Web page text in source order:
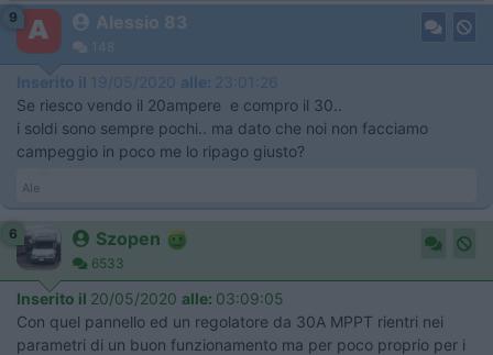
9 Alessio 83
148
Inserito il 19/05/2020 alle: 23:01:26
Se riesco vendo il 20ampere e compro il 30..
i soldi sono sempre pochi.. ma dato che noi non facciamo
campeggio in poco me lo ripago giusto?
Ale
6 Szopen
6533
Inserito il 20/05/2020 alle: 03:09:05
Con quel pannello ed un regolatore da 30A MPPT rientri nei
parametri di un buon funzionamento ma per poco proprio per i